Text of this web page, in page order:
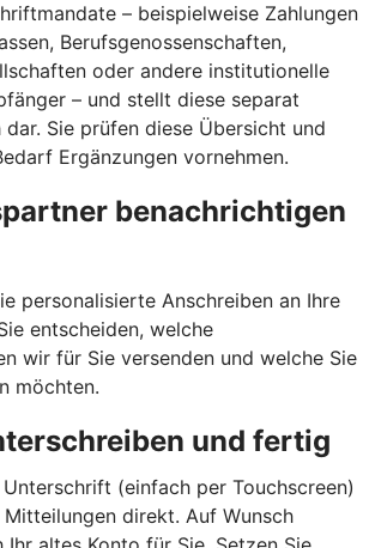
– beispielweise Zahlungen
Berufsgenossenschaften,
oder andere institutionelle
– und stellt diese separat
Sie prüfen diese Übersicht und
Ergänzungen vornehmen.
benachrichtigen
personalisierte Anschreiben an Ihre
entscheiden, welche
wir für Sie versenden und welche Sie
möchten.
und fertig
(einfach per Touchscreen)
direkt. Auf Wunsch